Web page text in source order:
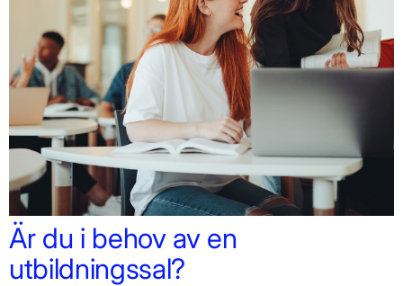
Är du i behov av en
utbildningssal?